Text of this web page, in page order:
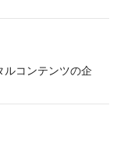
ルコンテンツの企